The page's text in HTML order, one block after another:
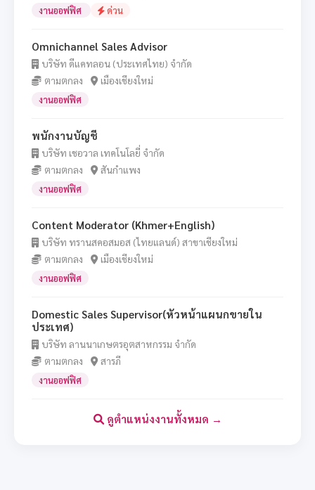
งานออฟฟิศ ด่วน
Omnichannel Sales Advisor
บริษัท ดีแคทลอน (ประเทศไทย) จำกัด
ตามตกลง
เมืองเชียงใหม่
งานออฟฟิศ
พนักงานบัญชี
บริษัท เชอวาล เทคโนโลยี่ จำกัด
ตามตกลง
สันกำแพง
งานออฟฟิศ
Content Moderator (Khmer+English)
บริษัท ทรานสคอสมอส (ไทยแลนด์) สาขาเชียงใหม่
ตามตกลง
เมืองเชียงใหม่
งานออฟฟิศ
Domestic Sales Supervisor(หัวหน้าแผนกขายใน
ประเทศ)
บริษัท ลานนาเกษตรอุตสาหกรรม จำกัด
ตามตกลง
สารภี
งานออฟฟิศ
ดูตำแหน่งงานทั้งหมด →